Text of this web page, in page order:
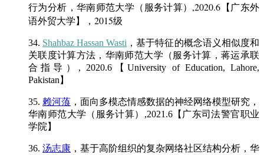
行为分析， 华南师范大学（服务计算）,2020.6 【广东外
语外贸大学】，2015级
34. Shahbaz Hassan Wasti ，基于特征的概念语义相似度和
关联度计算方法，华南师范大学（服务计算，蒋运承联
合指导）, 2020.6【University of Education, Lahore,
Pakistan】
35. 赖河蒗 ，面向多模态情感数据的神经网络模型研究，
华南师范大学（服务计算）,2021.6【广东司法警官职业
学院】
36. 汤志康 ，基于高阶组织的复杂网络社区结构分析，华